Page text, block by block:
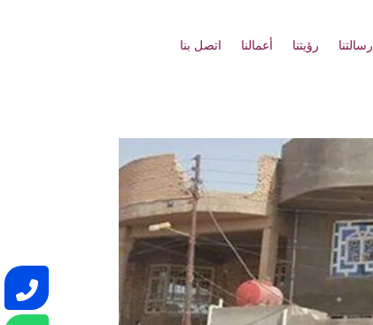
رسالتنا رؤيتنا أعمالنا اتصل بنا